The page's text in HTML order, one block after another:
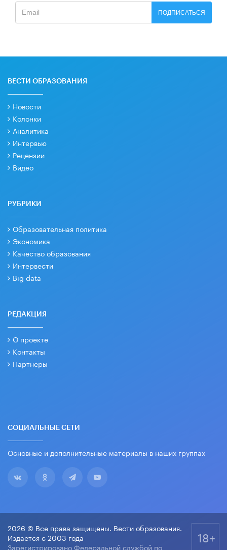
ПОДПИСАТЬСЯ
ВЕСТИ ОБРАЗОВАНИЯ
Новости
Колонки
Аналитика
Интервью
Рецензии
Видео
РУБРИКИ
Образовательная политика
Экономика
Качество образования
Интервести
Big data
РЕДАКЦИЯ
О проекте
Контакты
Партнеры
СОЦИАЛЬНЫЕ СЕТИ
Основные и дополнительные материалы в наших группах
2026 © Все права защищены. Вести образования.
Издается с 2003 года
Зарегистрировано Федеральной службой по
18+